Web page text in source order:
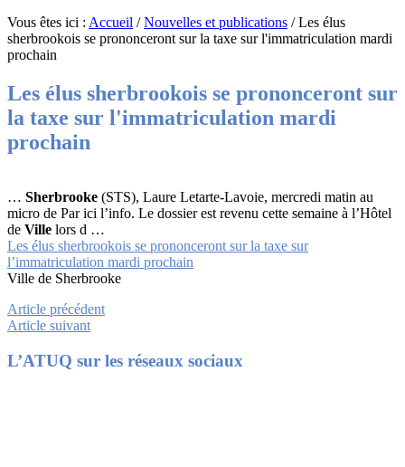
Vous êtes ici : Accueil /Nouvelles et publications /Les élus
sherbrookois se prononceront sur la taxe sur l'immatriculation mardi
prochain
Les élus sherbrookois se prononceront sur
la taxe sur l'immatriculation mardi
prochain
… Sherbrooke (STS), Laure Letarte-Lavoie, mercredi matin au
micro de Par ici l’info. Le dossier est revenu cette semaine à l’Hôtel
de Ville lors d …
Les élus sherbrookois se prononceront sur la taxe sur
l’immatriculation mardi prochain
Ville de Sherbrooke
Article précédent
Article suivant
Footer
L’ATUQ sur les réseaux sociaux